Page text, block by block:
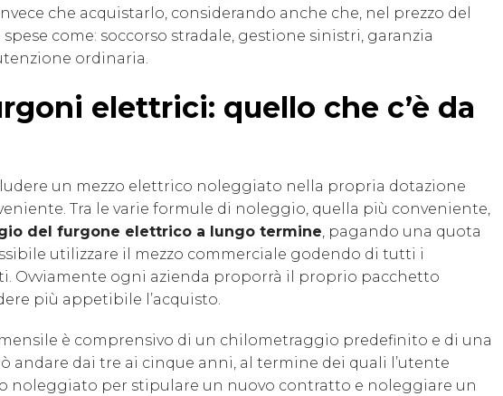
che acquistarlo, considerando anche che, nel prezzo del
come: soccorso stradale, gestione sinistri, garanzia
ordinaria.
elettrici: quello che c’è da
un mezzo elettrico noleggiato nella propria dotazione
Tra le varie formule di noleggio, quella più conveniente,
del furgone elettrico a lungo termine, pagando una quota
utilizzare il mezzo commerciale godendo di tutti i
Ovviamente ogni azienda proporrà il proprio pacchetto
più appetibile l’acquisto.
è comprensivo di un chilometraggio predefinito e di una
andare dai tre ai cinque anni, al termine dei quali l’utente
noleggiato per stipulare un nuovo contratto e noleggiare un